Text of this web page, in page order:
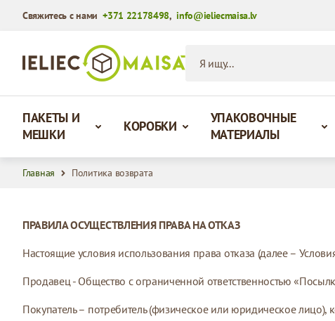
Свяжитесь с нами+371 22178498,info@ieliecmaisa.lv
ПАКЕТЫ И
МЕШКИ
КОРОБКИ
УПАКОВОЧНЫЕ
МАТЕРИАЛЫ
Главная Политика возврата
ПРАВИЛА ОСУЩЕСТВЛЕНИЯ ПРАВА НА ОТКАЗ
Настоящие условия использования права отказа (далее –
Продавец - Общество с ограниченной ответственностью
Покупатель – потребитель (физическое или юридическое